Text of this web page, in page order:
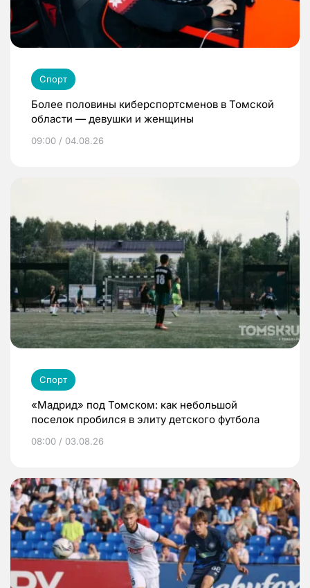
Спорт
Более половины киберспортсменов в Томской
области — девушки и женщины
09:00 / 04.08.26
Спорт
«Мадрид» под Томском: как небольшой
поселок пробился в элиту детского футбола
08:00 / 03.08.26